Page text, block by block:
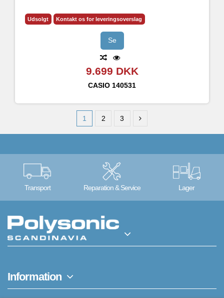
Udsolgt Kontakt os for leveringsoverslag
Se
9.699 DKK
CASIO 140531
1 2 3
Transport Reparation & Service Lager
Information